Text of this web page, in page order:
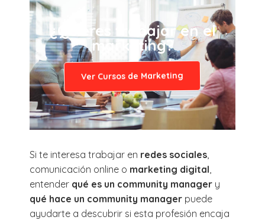
¿Quieres trabajar en el
marketing?
Ver Cursos de Marketing
Si te interesa trabajar en redes sociales
comunicación online o marketing digital
entender qué es un community manager y
qué hace un community manager puede
ayudarte a descubrir si esta profesión encaja